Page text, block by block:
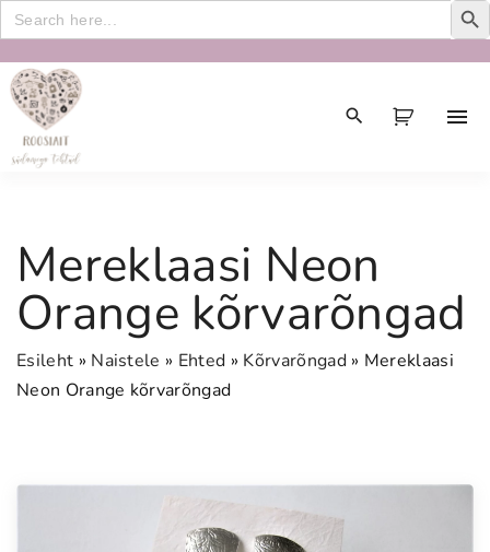
Search
for:
Mereklaasi Neon
Orange kõrvarõngad
Esileht » Naistele » Ehted » Kõrvarõngad» Mereklaasi
Neon Orange kõrvarõngad